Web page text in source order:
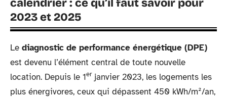
calendrier : ce qu’il faut savoir pour
2023 et 2025
Le diagnostic de performance énergétique (DPE)
est devenu l’élément central de toute nouvelle
location. Depuis le 1erjanvier 2023, les logements les
plus énergivores, ceux qui dépassent 450 kWh/m²/an,